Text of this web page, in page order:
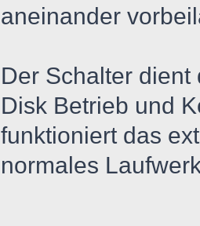
aneinander
Der Schalter
Disk Betrieb und
funktioniert das
normales